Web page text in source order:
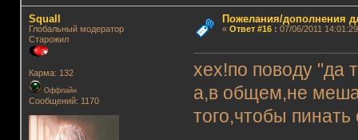
Squall
Глобальный модератор
Старожил
Карма: 132
Оффлайн
Сообщений: 1170
Пожелания/дополнения
« Ответ #16: 07/06/2011
хех!по поводу "да
а,в общем,не
того,чтобы пинать